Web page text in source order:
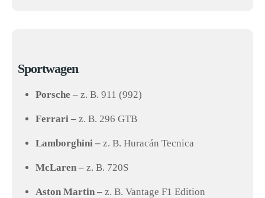
Sportwagen
Porsche – z. B. 911 (992)
Ferrari – z. B. 296 GTB
Lamborghini – z. B. Huracán Tecnica
McLaren – z. B. 720S
Aston Martin – z. B. Vantage F1 Edition